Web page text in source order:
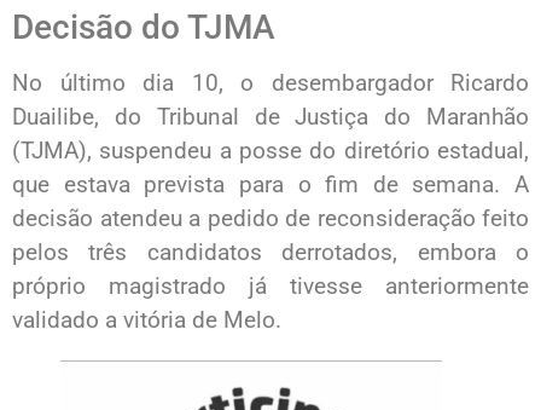
Decisão do TJMA
No último dia 10, o desembargador Ricardo
Duailibe, do Tribunal de Justiça do Maranhão
(TJMA), suspendeu a posse do diretório estadual,
que estava prevista para o fim de semana. A
decisão atendeu a pedido de reconsideração feito
pelos três candidatos derrotados, embora o
próprio magistrado já tivesse anteriormente
validado a vitória de Melo.